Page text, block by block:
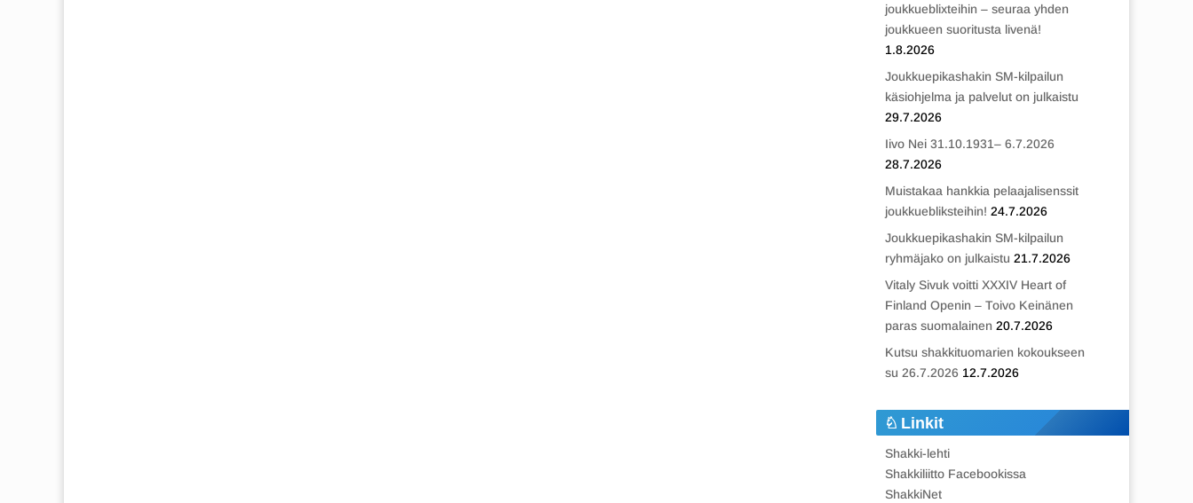
joukkueblixteihin – seuraa yhden
joukkueen suoritusta livenä!
1.8.2026
Joukkuepikashakin SM-kilpailun
käsiohjelma ja palvelut on julkaistu
29.7.2026
Iivo Nei 31.10.1931– 6.7.2026
28.7.2026
Muistakaa hankkia pelaajalisenssit
joukkuebliksteihin! 24.7.2026
Joukkuepikashakin SM-kilpailun
ryhmäjako on julkaistu 21.7.2026
Vitaly Sivuk voitti XXXIV Heart of
Finland Openin – Toivo Keinänen
paras suomalainen 20.7.2026
Kutsu shakkituomarien kokoukseen
su 26.7.2026 12.7.2026
Linkit
Shakki-lehti
Shakkiliitto Facebookissa
ShakkiNet